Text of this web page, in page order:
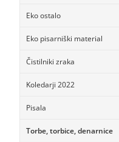
Eko ostalo
Eko pisarniški material
Čistilniki zraka
Koledarji 2022
Pisala
Torbe, torbice, denarnice